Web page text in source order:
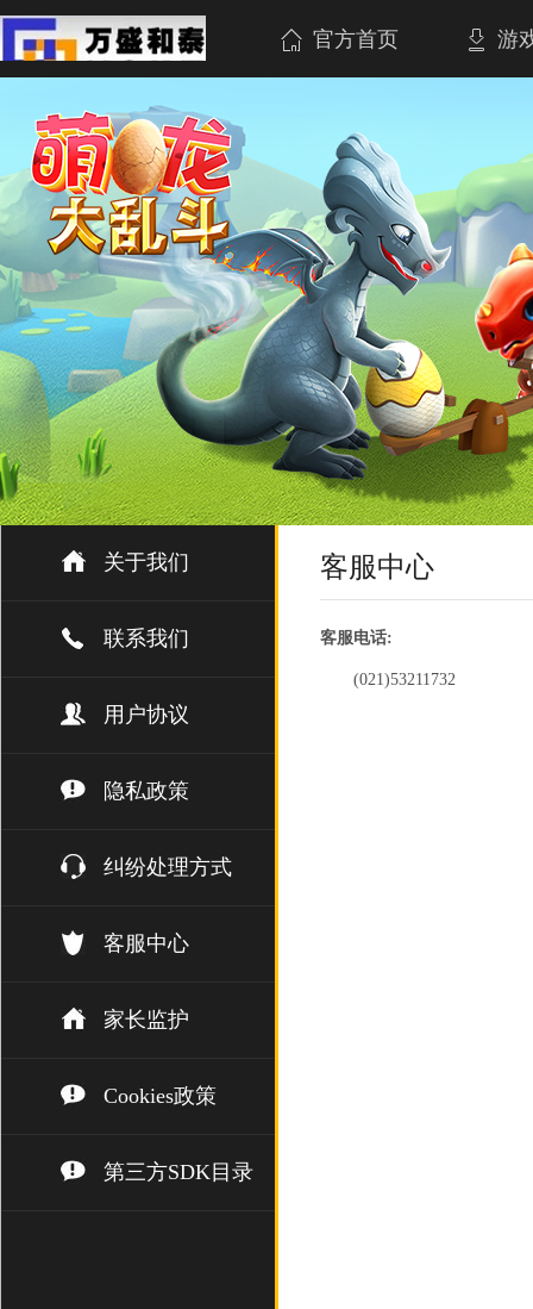
官方首页 游
关于我们
联系我们
用户协议
隐私政策
纠纷处理方式
客服中心
家长监护
Cookies政策
第三方SDK目录
客服中心
客服电话:
(021)53211732